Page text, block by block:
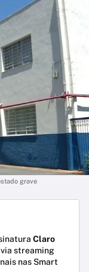
grave
Claro
streaming
nas Smart